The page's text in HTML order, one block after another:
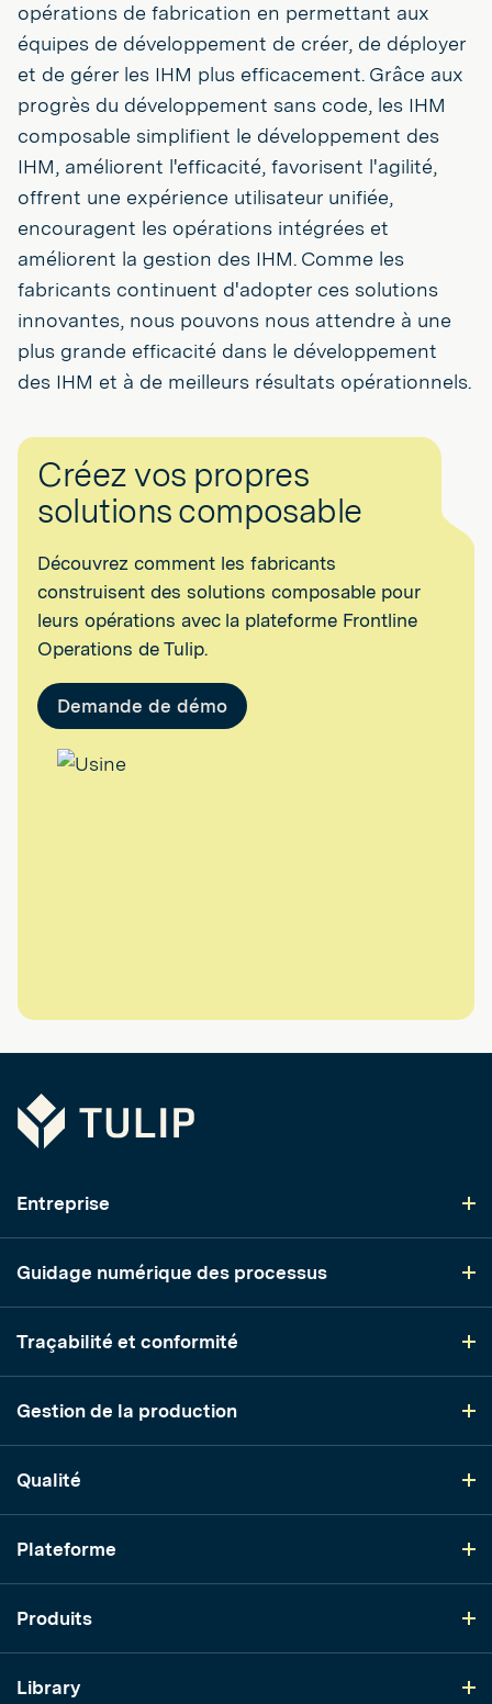
opérations de fabrication en permettant aux
équipes de développement de créer, de déployer
et de gérer les IHM plus efficacement. Grâce aux
progrès du développement sans code, les IHM
composable simplifient le développement des
IHM, améliorent l'efficacité, favorisent l'agilité,
offrent une expérience utilisateur unifiée,
encouragent les opérations intégrées et
améliorent la gestion des IHM. Comme les
fabricants continuent d'adopter ces solutions
innovantes, nous pouvons nous attendre à une
plus grande efficacité dans le développement
des IHM et à de meilleurs résultats opérationnels.
Créez vos propres
solutions composable
Découvrez comment les fabricants
construisent des solutions composable pour
leurs opérations avec la plateforme Frontline
Operations de Tulip.
Demande de démo
Tulip
Entreprise
Guidage numérique des processus
Traçabilité et conformité
Gestion de la production
Qualité
Plateforme
Produits
Library